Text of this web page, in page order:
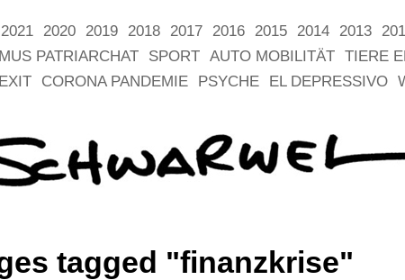
2021 2020 2019 2018 2017 2016 2015 2014 2013
PATRIARCHAT SPORT AUTO MOBILITÄT TIERE
CORONA PANDEMIE PSYCHE EL DEPRESSIVO
tagged "finanzkrise"